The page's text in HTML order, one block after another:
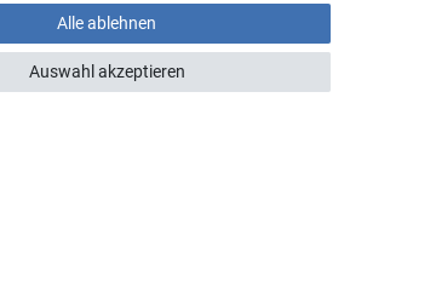
+43 660 5136005
Alle ablehnen
Auswahl akzeptieren